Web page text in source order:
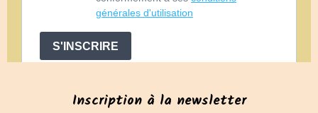
Inscription à la newsletter